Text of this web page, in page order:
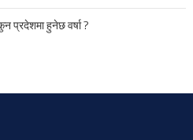
हुनेछ वर्षा ?